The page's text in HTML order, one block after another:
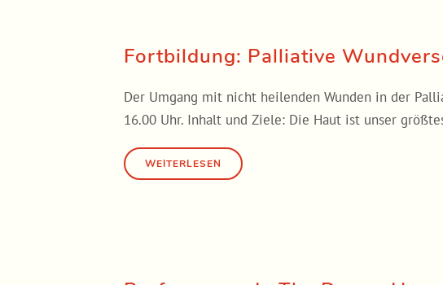
Fortbildung: Palliative
Der Umgang mit nicht heilenden Wunden in der
16.00 Uhr. Inhalt und Ziele: Die Haut ist unser